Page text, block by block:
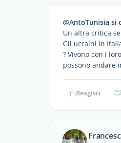
@AntoTunisia si
Un altra critica
Gli ucraini in
? Vivono con i
possono andare
Reagisci